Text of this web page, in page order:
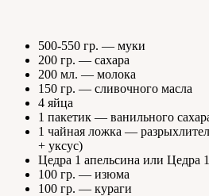
500-550 гр. — муки
200 гр. — сахара
200 мл. — молока
150 гр. — сливочного масла
4 яйца
1 пакетик — ванильного
1 чайная ложка —
+ уксус)
Цедра 1 апельсина или Цедра
100 гр. — изюма
100 гр. — кураги